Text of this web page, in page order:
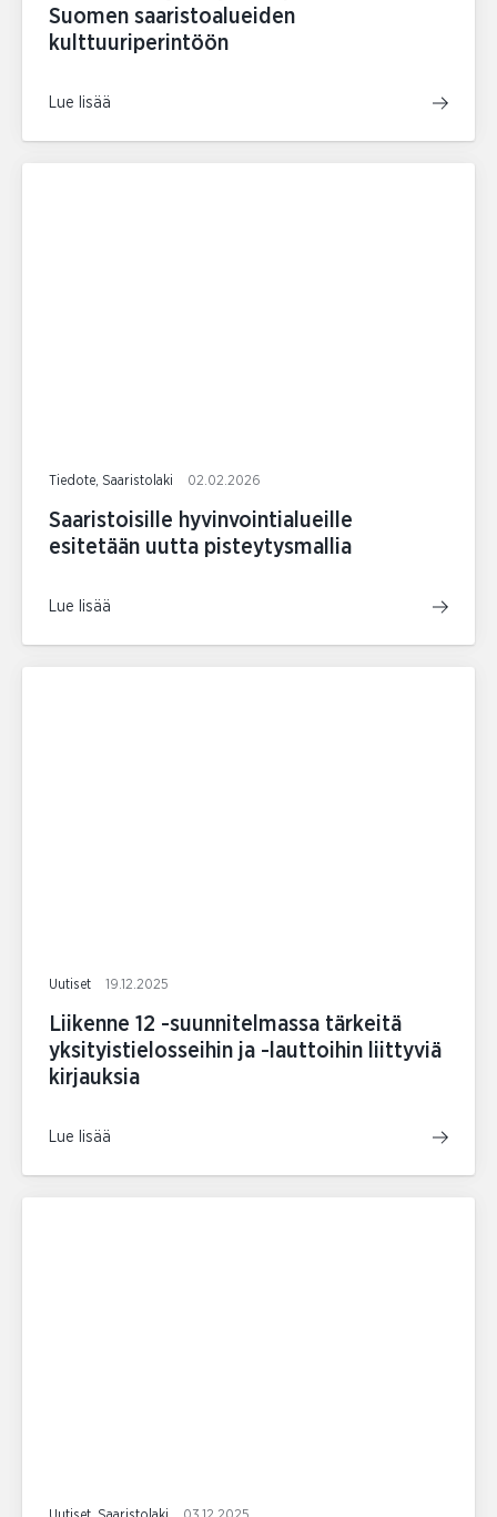
Suomen saaristoalueiden
kulttuuriperintöön
Lue lisää
Tiedote, Saaristolaki 02.02.2026
Saaristoisille hyvinvointialueille
esitetään uutta pisteytysmallia
Lue lisää
Uutiset 19.12.2025
Liikenne 12 -suunnitelmassa tärkeitä
yksityistielosseihin ja -lauttoihin liittyviä
kirjauksia
Lue lisää